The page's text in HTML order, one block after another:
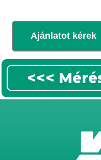
Ajánlatot kérek
<<<